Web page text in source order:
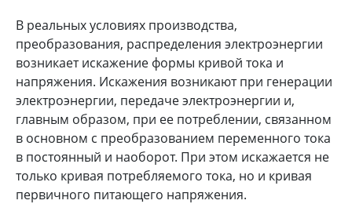
В реальных условиях производства,
преобразования, распределения электроэнергии
возникает искажение формы кривой тока и
напряжения. Искажения возникают при генерации
электроэнергии, передаче электроэнергии и,
главным образом, при ее потреблении, связанном
в основном с преобразованием переменного тока
в постоянный и наоборот. При этом искажается не
только кривая потребляемого тока, но и кривая
первичного питающего напряжения.